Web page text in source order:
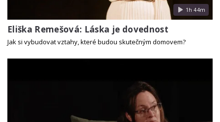
1h 44m
Eliška Remešová: Láska je dovednost
Jak si vybudovat vztahy, které budou skutečným domovem?